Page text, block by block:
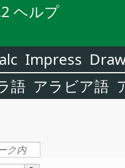
ヘルプ
Impress
語 アラビア語